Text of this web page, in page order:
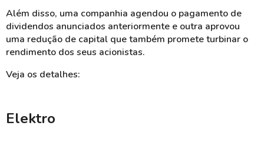
Além disso, uma companhia agendou o pagamento de
dividendos anunciados anteriormente e outra aprovou
uma redução de capital que também promete turbinar o
rendimento dos seus acionistas.
Veja os detalhes:
Elektro